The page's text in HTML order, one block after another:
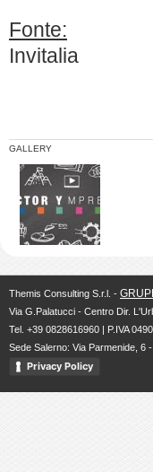
Fonte:
Invitalia
GALLERY
Themis Consulting S.r.l. -
Via G.Palatucci - Centro Dir.
Tel. +39 0828616960 | P.IVA
Sede Salerno: Via Parmenide, 6
Privacy Policy